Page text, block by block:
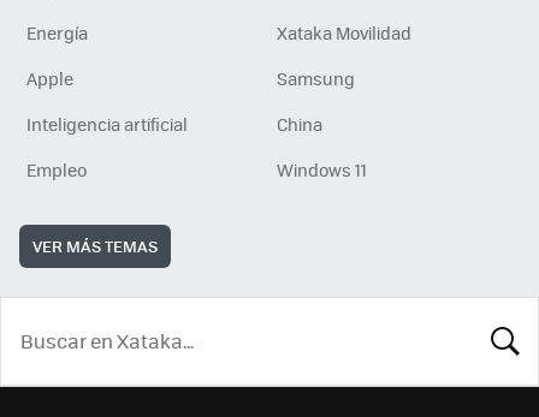
Energía
Xataka Movilidad
Apple
Samsung
Inteligencia artificial
China
Empleo
Windows 11
VER MÁS TEMAS